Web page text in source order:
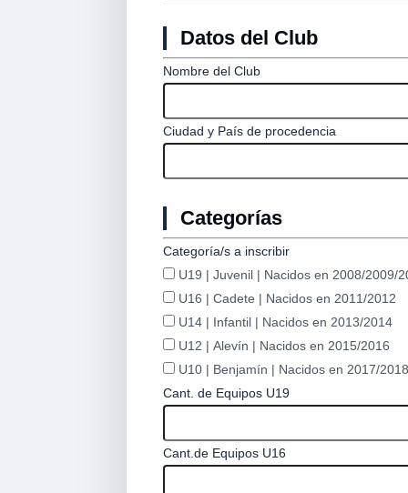
Datos del Club
Nombre del Club
Ciudad y País de procedencia
Categorías
Categoría/s a inscribir
U19 | Juvenil | Nacidos en 2008/2009/
U16 | Cadete | Nacidos en 2011/2012
U14 | Infantil | Nacidos en 2013/2014
U12 | Alevín | Nacidos en 2015/2016
U10 | Benjamín | Nacidos en 2017/2018
Cant. de Equipos U19
Cant.de Equipos U16